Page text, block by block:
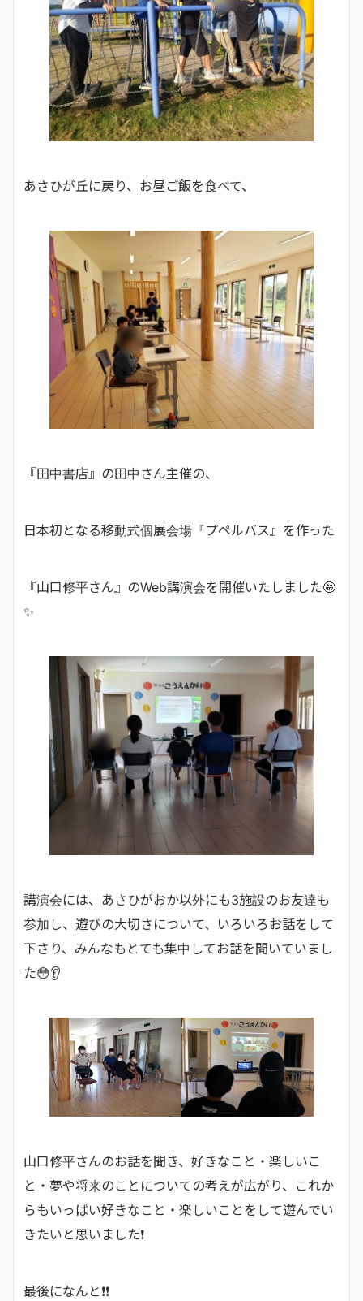
あさひが丘に戻り、お昼ご飯を食べて、
『田中書店』の田中さん主催の、
日本初となる移動式個展会場『プペルバス』を作った
『山口修平さん』のWeb講演会を開催いたしました🤩
✨
講演会には、あさひがおか以外にも3施設のお友達も
参加し、遊びの大切さについて、いろいろお話をして
下さり、みんなもとても集中してお話を聞いていまし
た😳👂
山口修平さんのお話を聞き、好きなこと・楽しいこ
と・夢や将来のことについての考えが広がり、これか
らもいっぱい好きなこと・楽しいことをして遊んでい
きたいと思いました❗
最後になんと❗❗